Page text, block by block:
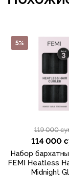
5%
119 000
114 000
Набор
FEMI Heatless
Midnight